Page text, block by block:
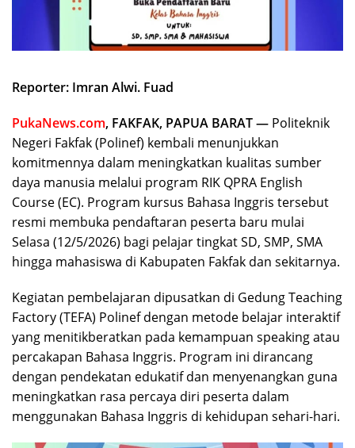
Reporter: Imran Alwi. Fuad
PukaNews.com, FAKFAK, PAPUA BARAT — Politeknik
Negeri Fakfak (Polinef) kembali menunjukkan
komitmennya dalam meningkatkan kualitas sumber
daya manusia melalui program RIK QPRA English
Course (EC). Program kursus Bahasa Inggris tersebut
resmi membuka pendaftaran peserta baru mulai
Selasa (12/5/2026) bagi pelajar tingkat SD, SMP, SMA
hingga mahasiswa di Kabupaten Fakfak dan sekitarnya.
Kegiatan pembelajaran dipusatkan di Gedung Teaching
Factory (TEFA) Polinef dengan metode belajar interaktif
yang menitikberatkan pada kemampuan speaking atau
percakapan Bahasa Inggris. Program ini dirancang
dengan pendekatan edukatif dan menyenangkan guna
meningkatkan rasa percaya diri peserta dalam
menggunakan Bahasa Inggris di kehidupan sehari-hari.